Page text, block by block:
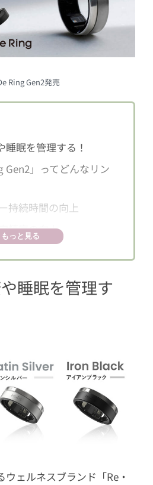
Ring Gen2発売
睡眠を管理する！
Gen2」ってどんなリン
持続時間の向上
精度の向上
もっと見る
睡眠を管理す
ェルネスブランド「Re・